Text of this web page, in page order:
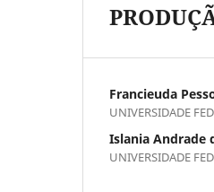
Francieuda
UNIVERSIDADE
Islania Andrade
UNIVERSIDADE